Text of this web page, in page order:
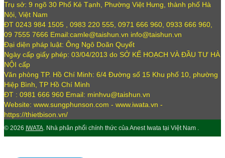
Trụ sở: 9 ngõ 30 Phố Kẻ Tạnh, Phường Việt Hưng, thành phố Hà
Nội, Việt Nam
ĐT 0243 984 1505 , 0983 220 555, 0971 666 960, 0933 666 960,
09 7555 7666 Email:camle@taishun.vn info@taishun.vn
Đại diện pháp luật: Ông Ngô Doãn Quyết
Ngày cấp giấy phép: 03/04/2013 do SỞ KẾ HOẠCH VÀ ĐẦU TƯ HÀ
NỘI cấp
Văn phòng TP. Hồ Chí Minh: 6/4 Đường số 15 Khu phố 10, phường
Hiệp Bình, TP Hồ Chí Minh
ĐT : 0981 666 960 Email: minhvu@taishun.vn
Website: www.sungphunson.com - www.iwata.vn -
https://thietbison.vn/
© 2026 IWATA. Nhà phân phối chính thức của Anest Iwata tại Việt Nam .